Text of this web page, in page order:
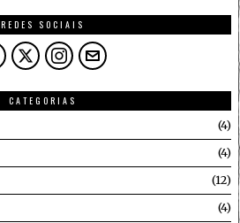
REDES SOCIAIS
CATEGORIAS
4
4
12
4